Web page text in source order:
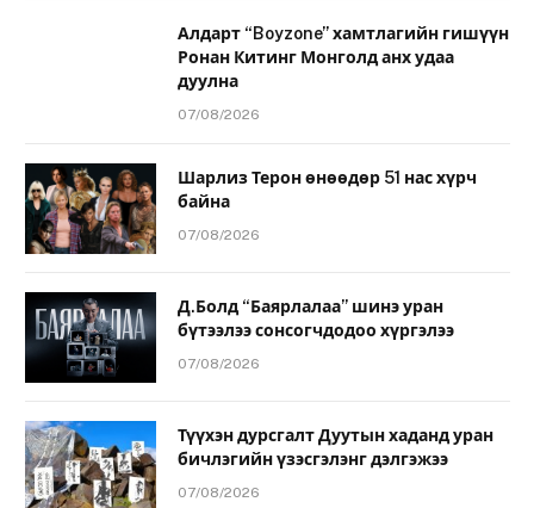
Алдарт “Boyzone” хамтлагийн гишүүн
Ронан Китинг Монголд анх удаа
дуулна
07/08/2026
Шарлиз Терон өнөөдөр 51 нас хүрч
байна
07/08/2026
Д.Болд “Баярлалаа” шинэ уран
бүтээлээ сонсогчдодоо хүргэлээ
07/08/2026
Түүхэн дурсгалт Дуутын хаданд уран
бичлэгийн үзэсгэлэнг дэлгэжээ
07/08/2026